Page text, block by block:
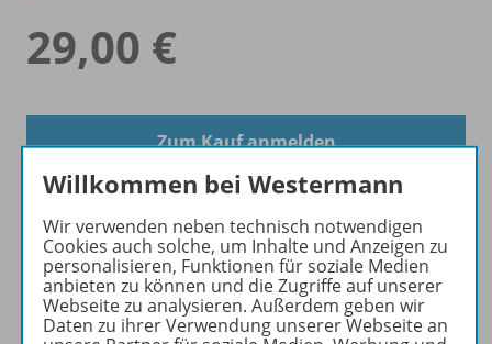
29,00 €
Zum Kauf anmelden
Exklusiv für Lehrkräfte
Dieses Produkt darf nur von Lehrkräften,
Referendaren/Referendarinnen und Erzieher/-innen
Willkommen bei Westermann
Wir verwenden neben technisch notwendigen
Cookies auch solche, um Inhalte und Anzeigen zu
personalisieren, Funktionen für soziale Medien
anbieten zu können und die Zugriffe auf unserer
Webseite zu analysieren. Außerdem geben wir
Daten zu ihrer Verwendung unserer Webseite an